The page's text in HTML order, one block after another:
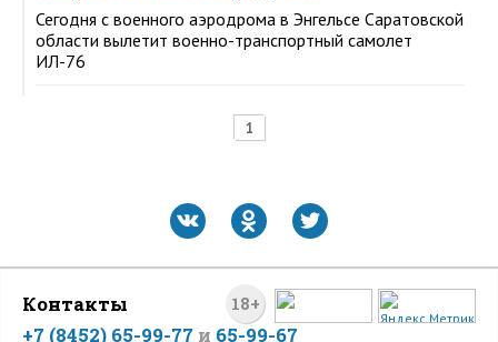
Сегодня с военного аэродрома в Энгельсе Саратовской
области вылетит военно-транспортный самолет
ИЛ-76
1
18+
Контакты
+7 (8452) 65-99-77 и 65-99-67